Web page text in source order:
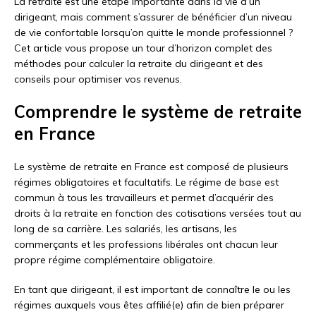
dirigeant, mais comment s’assurer de bénéficier d’un niveau
de vie confortable lorsqu’on quitte le monde professionnel ?
Cet article vous propose un tour d’horizon complet des
méthodes pour calculer la retraite du dirigeant et des
conseils pour optimiser vos revenus.
Comprendre le système de retraite
en France
Le système de retraite en France est composé de plusieurs
régimes obligatoires et facultatifs. Le régime de base est
commun à tous les travailleurs et permet d’acquérir des
droits à la retraite en fonction des cotisations versées tout au
long de sa carrière. Les salariés, les artisans, les
commerçants et les professions libérales ont chacun leur
propre régime complémentaire obligatoire.
En tant que dirigeant, il est important de connaître le ou les
régimes auxquels vous êtes affilié(e) afin de bien préparer